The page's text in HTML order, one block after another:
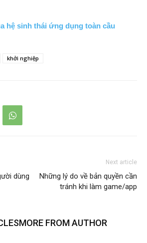
hệ sinh thái ứng dụng toàn cầu
khởi nghiệp
dùng
Next article
Những lý do về bản quyền cần
tránh khi làm game/app
MORE FROM AUTHOR